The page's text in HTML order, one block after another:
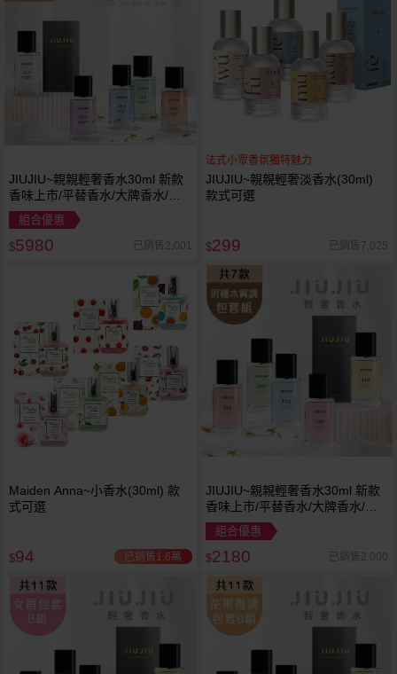
JIUJIU~親親輕奢香水30ml 新款
香味上市/平替香水/大牌香水/大
牌平替
組合優惠
$5980 已銷售2,001
法式小眾香氛獨特魅力
JIUJIU~親親輕奢淡香水(30ml)
款式可選
$299 已銷售7,025
Maiden Anna~小香水(30ml) 款
式可選
$94 已銷售1.6萬
JIUJIU~親親輕奢香水30ml 新款
香味上市/平替香水/大牌香水/大
牌平替
組合優惠
$2180 已銷售2,000